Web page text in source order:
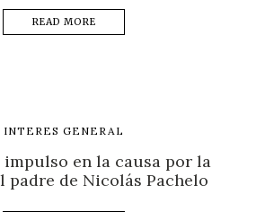
READ MORE
INTERES GENERAL
impulso en la causa por la
padre de Nicolás Pachelo